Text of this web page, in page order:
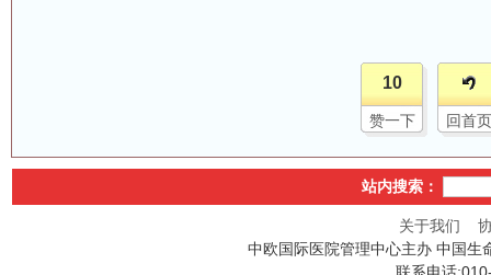
10
赞一下 回首页
站内搜索：
关于我们
中欧国际医院管理中心主办 中国生